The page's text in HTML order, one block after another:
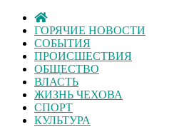
ГОРЯЧИЕ НОВОСТИ
СОБЫТИЯ
ПРОИСШЕСТВИЯ
ОБЩЕСТВО
ВЛАСТЬ
ЖИЗНЬ ЧЕХОВА
СПОРТ
КУЛЬТУРА